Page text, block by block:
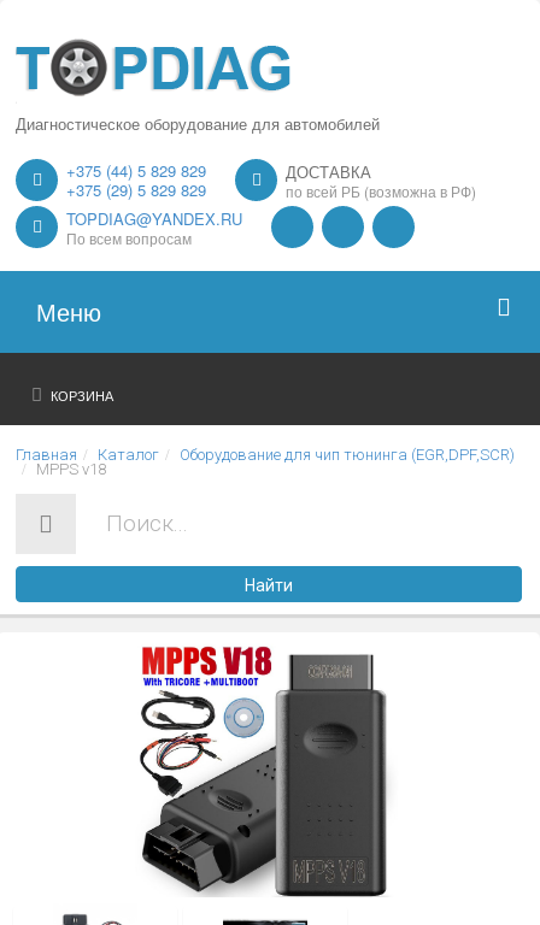
Диагностическое оборудование для автомобилей
+375 (44) 5 829 829
+375 (29) 5 829 829
ДОСТАВКА
по всей РБ (возможна в РФ)
TOPDIAG@YANDEX.RU
По всем вопросам
Меню
Главная
О нас
Оплата
КОРЗИНА
Главная Каталог
Оборудование для чип тюнинга (EGR,DPF,SCR)
MPPS v18
Найти